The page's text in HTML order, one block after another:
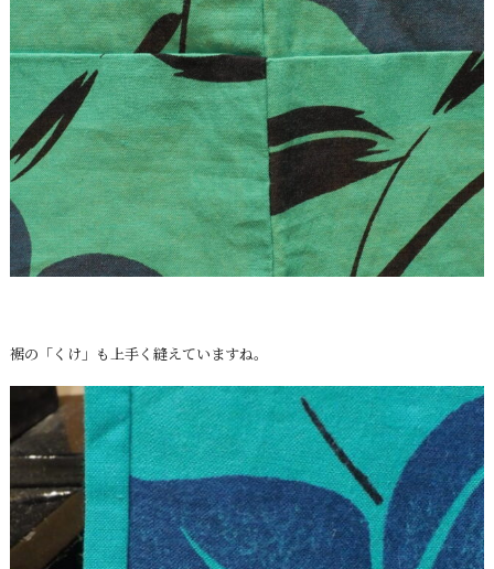
裾の「くけ」も上手く縫えていますね。